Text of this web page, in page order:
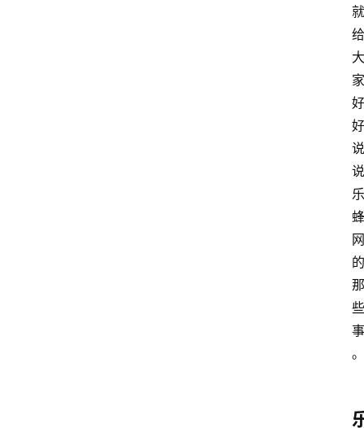
就
给
大
家
好
好
说
说
乐
蜂
网
的
那
些
事
。